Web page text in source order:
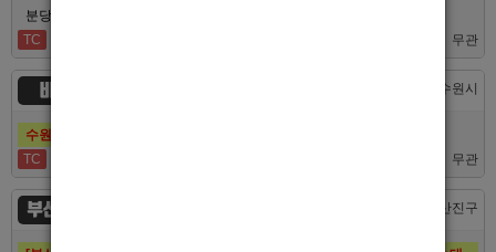
분당호빠 숨에서 가족처럼 함께일할 알바 분들을 모십니다.
TC
무관
비스트 경기 > 수원시
수원호빠 비스트 인증업소에서 알바 선수 구인합니다
TC
무관
부산 퍼스트 부산 > 부산진구